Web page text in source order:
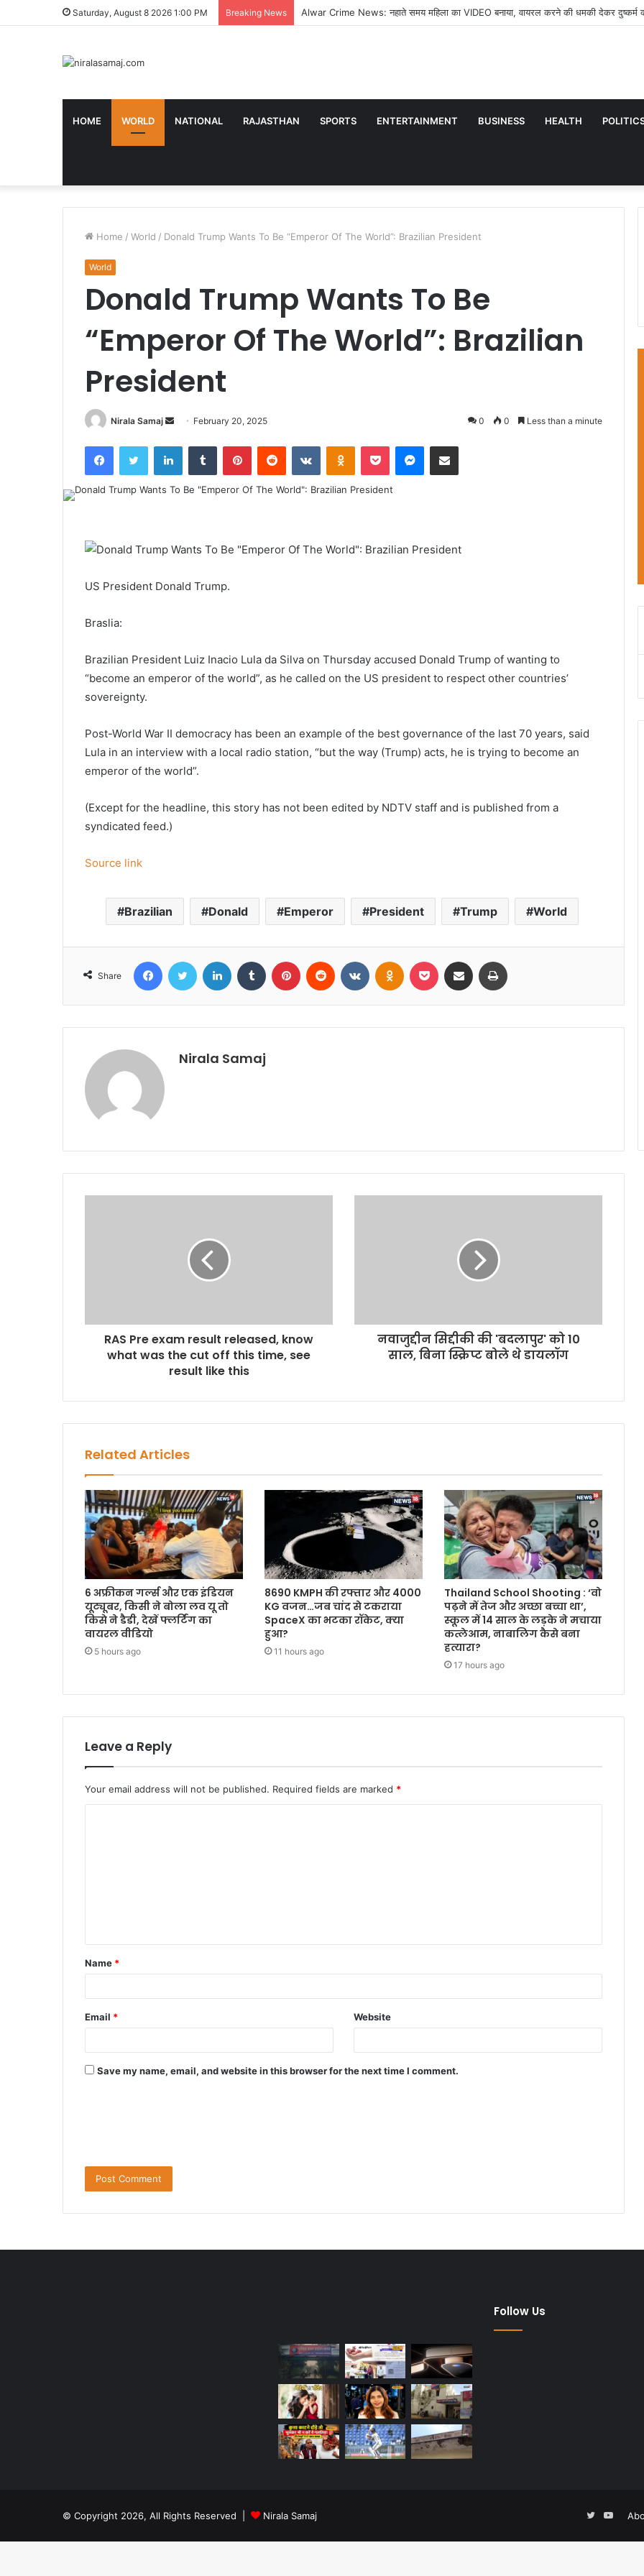
Saturday, August 8 2026 1:00 PM Breaking News Bhilwara News: एक संकल्प, कई जिंदगियां… अंगदान अभियान में भीलवाड़ा 24,400 संकल्प
HOME WORLD NATIONAL RAJASTHAN SPORTS ENTERTAINMENT BUSINESS HEALTH
Home / World / Donald Trump Wants To Be “Emperor Of The World”: Brazilian President
World
Donald Trump Wants To Be
“Emperor Of The World”: Brazilian
President
Nirala Samaj
Send February 20, 2025 0 0 Less than a minute
FacebookTwitter LinkedInTumblr PinterestReddit VKontakteOdnoklassniki
Pocket Messenger
Share via Email
US President Donald Trump.
Braslia:
Brazilian President Luiz Inacio Lula da Silva on Thursday accused Donald Trump of wanting to
“become an emperor of the world”, as he called on the US president to respect other countries’
sovereignty.
Post-World War II democracy has been an example of the best governance of the last 70 years, said
Lula in an interview with a local radio station, “but the way (Trump) acts, he is trying to become an
emperor of the world”.
(Except for the headline, this story has not been edited by NDTV staff and is published from a
syndicated feed.)
Source link
Brazilian Donald Emperor President Trump World
Share
FacebookTwitter LinkedIn Tumblr Pinterest Reddit VKontakteOdnoklassniki
Pocket Share via Email
Nirala Samaj
RAS Pre exam result released, know
what was the cut off this time, see
result like this
नवाजुद्दीन सिद्दीकी की 'बदलापुर' को 10
साल, बिना स्क्रिप्ट बोले थे डायलॉग
Related Articles
6 अफ्रीकन गर्ल्स और एक इंडियन
यूट्यूबर, किसी ने बोला लव यू तो
किसे ने डैडी, देखें फ्लर्टिंग का
वायरल वीडियो
5 hours ago
8690 KMPH की रफ्तार और 4000
KG वजन…जब चांद से टकराया
SpaceX का भटका रॉकेट, क्या
हुआ?
11 hours ago
Thailand School Shooting : ‘वो
पढ़ने में तेज और अच्छा बच्चा था’,
स्कूल में 14 साल के लड़के ने मचाया
कत्लेआम, नाबालिग कैसे बना
हत्यारा?
17 hours ago
Leave a Reply
Your email address will not be published. Required fields are marked *
Name *
Email * Website
Save my name, email, and website in this browser for the next time I comment.
Follow Us
© Copyright 2026, All Rights Reserved | Nirala Samaj Twitter